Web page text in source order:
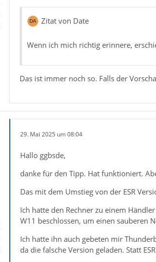
Zitat von Date
Wenn ich mich richtig erinnere,
Das ist immer noch so. Falls der
29. Mai 2025 um 08:04
Hallo ggbsde,
danke für den Tipp. Hat funktioniert.
Das mit dem Umstieg von der ESR
Ich hatte den Rechner zu einem
W11 beschlossen, um einen sauberen
Ich hatte ihn auch gebeten mir
da die falsche Version geladen. Statt